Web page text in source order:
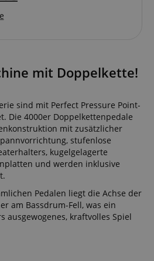
mit Doppelkette!
sind mit Perfect Pressure Point-
Die 4000er Doppelkettenpedale
mit zusätzlicher
stufenlose
kugelgelagerte
und werden inklusive
Pedalen liegt die Achse der
am Bassdrum-Fell, was ein
ausgewogenes, kraftvolles Spiel